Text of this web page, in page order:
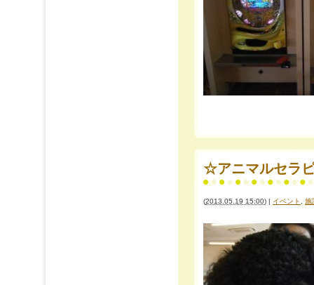
☆アニマルセラ
(2013.05.19 15:00) | イベント 施